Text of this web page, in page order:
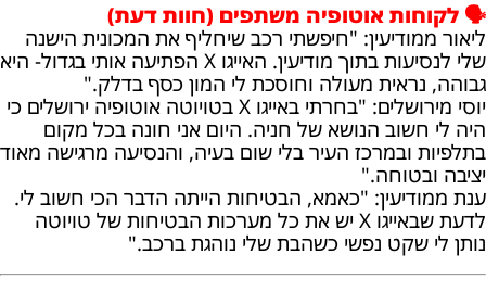
🗣️ לקוחות אוטופיה משתפים (חוות דעת)
ליאור ממודיעין: "חיפשתי רכב שיחליף את המכונית הישנה
שלי לנסיעות בתוך מודיעין. האייגו X הפתיעה אותי בגדול- היא
גבוהה, נראית מעולה וחוסכת לי המון כסף בדלק."
יוסי מירושלים: "בחרתי באייגו X בטויוטה אוטופיה ירושלים כי
היה לי חשוב הנושא של חניה. היום אני חונה בכל מקום
בתלפיות ובמרכז העיר בלי שום בעיה, והנסיעה מרגישה מאוד
יציבה ובטוחה."
ענת ממודיעין: "כאמא, הבטיחות הייתה הדבר הכי חשוב לי.
לדעת שבאייגו X יש את כל מערכות הבטיחות של טויוטה
נותן לי שקט נפשי כשהבת שלי נוהגת ברכב."